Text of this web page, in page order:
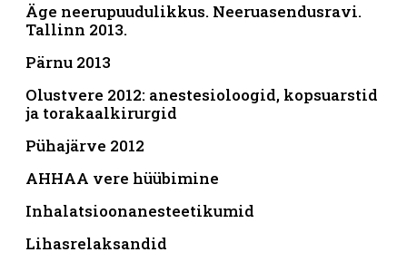
Äge neerupuudulikkus. Neeruasendusravi.
Tallinn 2013.
Pärnu 2013
Olustvere 2012: anestesioloogid, kopsuarstid
ja torakaalkirurgid
Pühajärve 2012
AHHAA vere hüübimine
Inhalatsioonanesteetikumid
Lihasrelaksandid